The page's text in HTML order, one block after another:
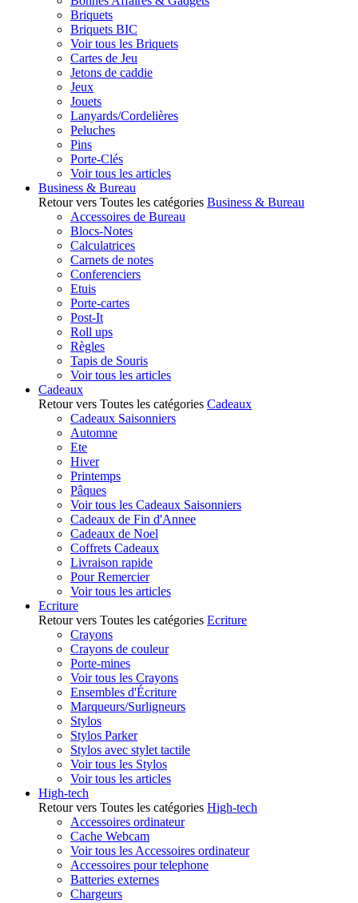
Briquets
Briquets BIC
Voir tous les Briquets
Cartes de Jeu
Jetons de caddie
Jeux
Jouets
Lanyards/Cordelières
Peluches
Pins
Porte-Clés
Voir tous les articles
Business & Bureau
Retour vers Toutes les catégories Business & Bureau
Accessoires de Bureau
Blocs-Notes
Calculatrices
Carnets de notes
Conferenciers
Etuis
Porte-cartes
Post-It
Roll ups
Règles
Tapis de Souris
Voir tous les articles
Cadeaux
Retour vers Toutes les catégories Cadeaux
Cadeaux Saisonniers
Automne
Ete
Hiver
Printemps
Pâques
Voir tous les Cadeaux Saisonniers
Cadeaux de Fin d'Annee
Cadeaux de Noel
Coffrets Cadeaux
Livraison rapide
Pour Remercier
Voir tous les articles
Ecriture
Retour vers Toutes les catégories Ecriture
Crayons
Crayons de couleur
Porte-mines
Voir tous les Crayons
Ensembles d'Écriture
Marqueurs/Surligneurs
Stylos
Stylos Parker
Stylos avec stylet tactile
Voir tous les Stylos
Voir tous les articles
High-tech
Retour vers Toutes les catégories High-tech
Accessoires ordinateur
Cache Webcam
Voir tous les Accessoires ordinateur
Accessoires pour telephone
Batteries externes
Chargeurs